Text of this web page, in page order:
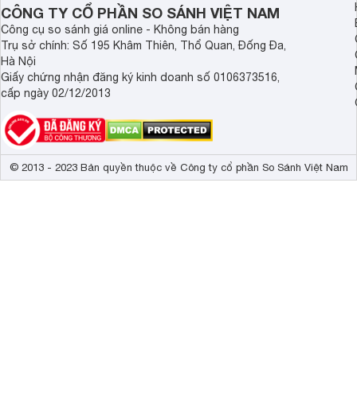
CÔNG TY CỔ PHẦN SO SÁNH VIỆT NAM
Công cụ so sánh giá online - Không bán hàng
Trụ sở chính: Số 195 Khâm Thiên, Thổ Quan, Đống Đa,
Hà Nội
Giấy chứng nhận đăng ký kinh doanh số 0106373516,
cấp ngày 02/12/2013
© 2013 - 2023 Bản quyền thuộc về Công ty cổ phần So Sánh Việt Nam